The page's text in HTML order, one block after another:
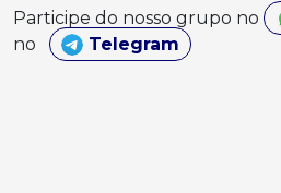
Participe do nosso grupo no
no
Telegram